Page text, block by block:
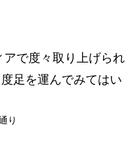
で度々取り上げられ
足を運んでみてはい